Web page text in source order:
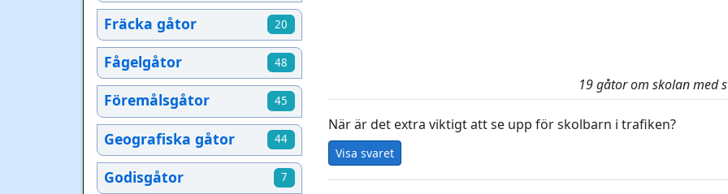
Fräcka gåtor 20
Fågelgåtor 48
Föremålsgåtor 45
Geografiska gåtor 44
Godisgåtor 7
19 gåtor om skolan med
När är det extra viktigt att se upp för skolbarn i trafiken?
Visa svaret